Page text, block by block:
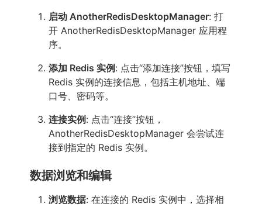
启动 AnotherRedisDesktopManager: 打
开 AnotherRedisDesktopManager 应用程
序。
添加 Redis 实例 : 点击“添加连接”按钮，填写
Redis 实例的连接信息，包括主机地址、端
口号、密码等。
连接实例 : 点击“连接”按钮，
AnotherRedisDesktopManager 会尝试连
接到指定的 Redis 实例。
数据浏览和编辑
浏览数据: 在连接的 Redis 实例中，选择相